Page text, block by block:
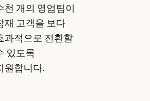
천 개의 영업팀이
재 고객을 보다
과적으로 전환할
있도록
원합니다.